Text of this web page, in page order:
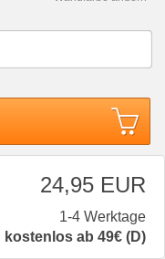
24,95 EUR
1-4 Werktage
kostenlos ab 49€ (D)